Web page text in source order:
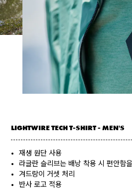
LIGHTWIRE TECH T-SHIRT - MEN'S
재생 원단 사용
라글란 슬리브는 배낭 착용 시 편안함
겨드랑이 거셋 처리
반사 로고 적용